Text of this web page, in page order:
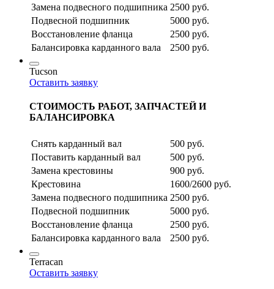
Замена подвесного подшипника 2500 руб.
Подвесной подшипник
5000 руб.
Восстановление фланца
2500 руб.
Балансировка карданного вала
2500 руб.
Tucson
Оставить заявку
СТОИМОСТЬ РАБОТ, ЗАПЧАСТЕЙ И
БАЛАНСИРОВКА
Снять карданный вал
500 руб.
Поставить карданный вал
500 руб.
Замена крестовины
900 руб.
Крестовина
1600/2600 руб.
Замена подвесного подшипника 2500 руб.
Подвесной подшипник
5000 руб.
Восстановление фланца
2500 руб.
Балансировка карданного вала
2500 руб.
Terracan
Оставить заявку